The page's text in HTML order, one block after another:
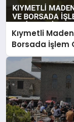
Kıymetli
Borsada İşlem
Belirlendi